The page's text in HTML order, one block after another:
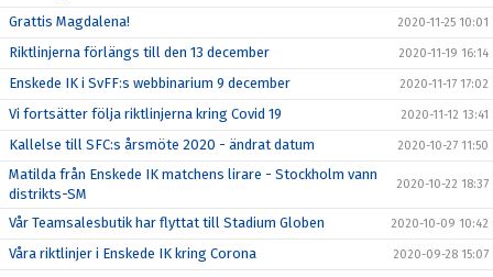
Grattis Magdalena! 2020-11-25 10:01
Riktlinjerna förlängs till den 13 december 2020-11-19 16:14
Enskede IK i SvFF:s webbinarium 9 december 2020-11-17 17:02
Vi fortsätter följa riktlinjerna kring Covid 19 2020-11-12 13:41
Kallelse till SFC:s årsmöte 2020 - ändrat datum 2020-10-27 11:50
Matilda från Enskede IK matchens lirare - Stockholm vann
distrikts-SM
2020-10-22 18:37
Vår Teamsalesbutik har flyttat till Stadium Globen 2020-10-09 10:42
Våra riktlinjer i Enskede IK kring Corona 2020-09-28 15:07